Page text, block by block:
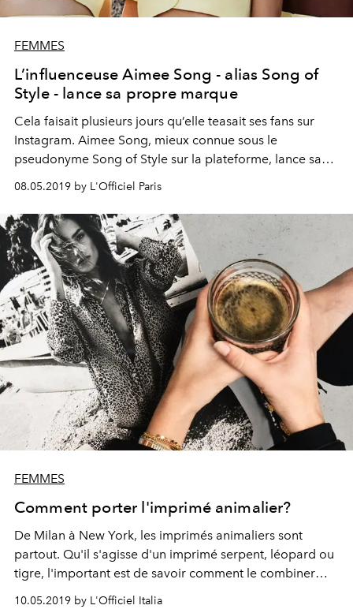
FEMMES
L’influenceuse Aimee Song - alias Song of
Style - lance sa propre marque
Cela faisait plusieurs jours qu’elle teasait ses fans sur
Instagram. Aimee Song, mieux connue sous le
pseudonyme Song of Style sur la plateforme, lance sa
propre marque.
08.05.2019 by L'Officiel Paris
FEMMES
Comment porter l'imprimé animalier?
De Milan à New York, les imprimés animaliers sont
partout. Qu'il s'agisse d'un imprimé serpent, léopard ou
tigre, l'important est de savoir comment le combiner
10.05.2019 by L'Officiel Italia